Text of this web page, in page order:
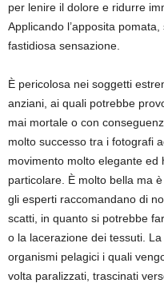
per lenire il dolore e ridurre
Applicando l’apposita
fastidiosa sensazione.
È pericolosa nei soggetti
anziani, ai quali potrebbe
mai mortale o con
molto successo tra i fotografi
movimento molto elegante
particolare. È molto bella ma
gli esperti raccomandano di
scatti, in quanto si potrebbe
o la lacerazione dei tessuti.
organismi pelagici i quali
volta paralizzati, trascinati